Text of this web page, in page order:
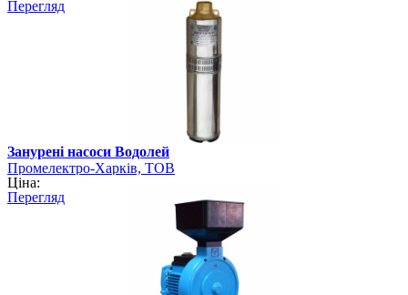
Перегляд
Занурені насоси Водолей
Промелектро-Харків, ТОВ
Ціна:
Перегляд